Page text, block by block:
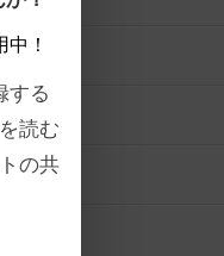
！
する
読む
の共